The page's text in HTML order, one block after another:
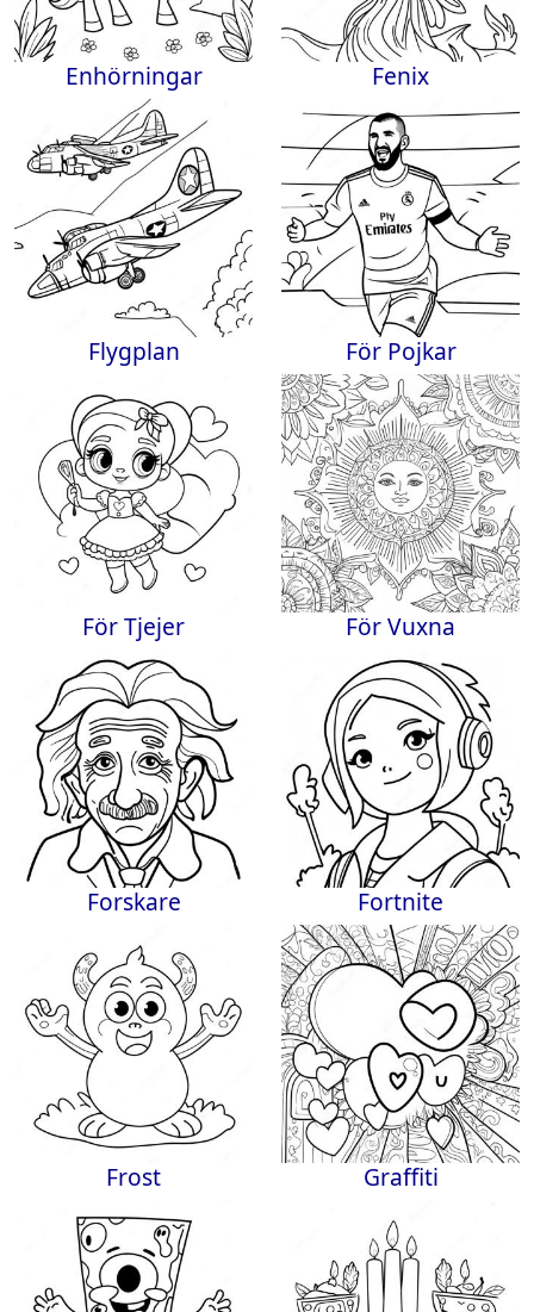
Enhörningar Fenix
Flygplan För Pojkar
För Tjejer För Vuxna
Forskare Fortnite
Frost Graffiti